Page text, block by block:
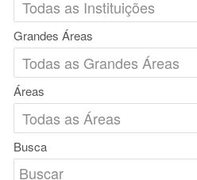
Grandes Áreas
Áreas
Busca